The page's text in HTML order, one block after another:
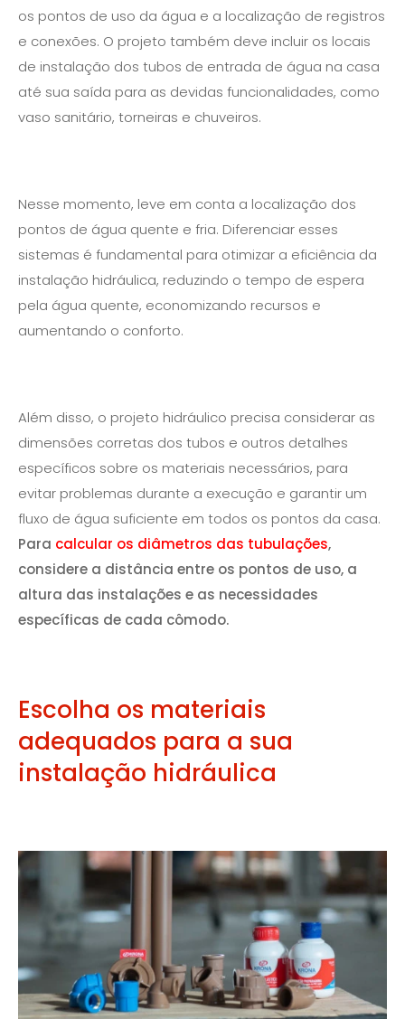
os pontos de uso da água e a localização de registros
e conexões. O projeto também deve incluir os locais
de instalação dos tubos de entrada de água na casa
até sua saída para as devidas funcionalidades, como
vaso sanitário, torneiras e chuveiros.
Nesse momento, leve em conta a localização dos
pontos de água quente e fria. Diferenciar esses
sistemas é fundamental para otimizar a eficiência da
instalação hidráulica, reduzindo o tempo de espera
pela água quente, economizando recursos e
aumentando o conforto.
Além disso, o projeto hidráulico precisa considerar as
dimensões corretas dos tubos e outros detalhes
específicos sobre os materiais necessários, para
evitar problemas durante a execução e garantir um
fluxo de água suficiente em todos os pontos da casa.
Para calcular os diâmetros das tubulações,
considere a distância entre os pontos de uso, a
altura das instalações e as necessidades
específicas de cada cômodo.
Escolha os materiais
adequados para a sua
instalação hidráulica